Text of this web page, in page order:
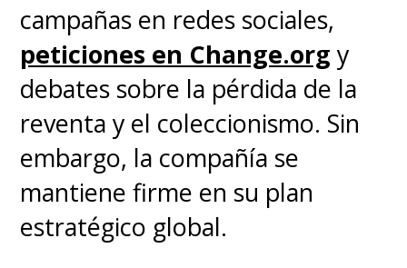
campañas en redes sociales,
peticiones en Change.org y
debates sobre la pérdida de la
reventa y el coleccionismo. Sin
embargo, la compañía se
mantiene firme en su plan
estratégico global.